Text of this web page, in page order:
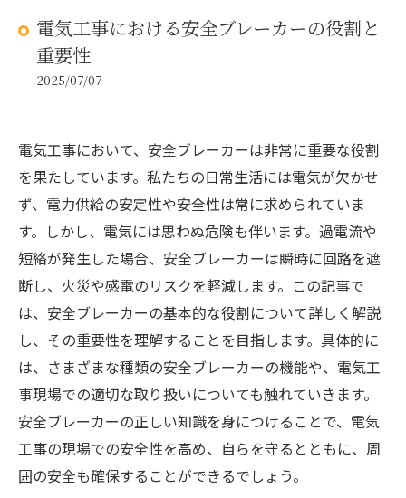
電気工事における安全ブレーカーの役割と
重要性
2025/07/07
電気工事において、安全ブレーカーは非常に重要な役割
を果たしています。私たちの日常生活には電気が欠かせ
ず、電力供給の安定性や安全性は常に求められていま
す。しかし、電気には思わぬ危険も伴います。過電流や
短絡が発生した場合、安全ブレーカーは瞬時に回路を遮
断し、火災や感電のリスクを軽減します。この記事で
は、安全ブレーカーの基本的な役割について詳しく解説
し、その重要性を理解することを目指します。具体的に
は、さまざまな種類の安全ブレーカーの機能や、電気工
事現場での適切な取り扱いについても触れていきます。
安全ブレーカーの正しい知識を身につけることで、電気
工事の現場での安全性を高め、自らを守るとともに、周
囲の安全も確保することができるでしょう。